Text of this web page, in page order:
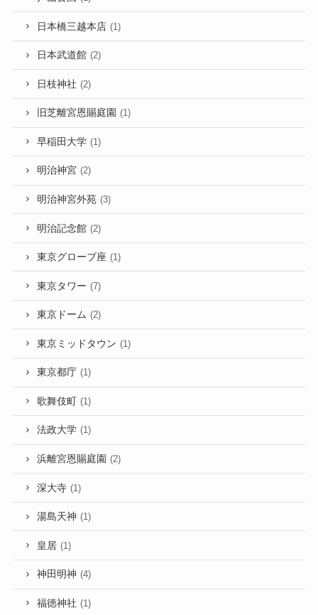
日本橋三越本店 (1)
日本武道館 (2)
日枝神社 (2)
旧芝離宮恩賜庭園 (1)
早稲田大学 (1)
明治神宮 (2)
明治神宮外苑 (3)
明治記念館 (2)
東京グローブ座 (1)
東京タワー (7)
東京ドーム (2)
東京ミッドタウン (1)
東京都庁 (1)
歌舞伎町 (1)
法政大学 (1)
浜離宮恩賜庭園 (2)
深大寺 (1)
湯島天神 (1)
皇居 (1)
神田明神 (4)
福徳神社 (1)